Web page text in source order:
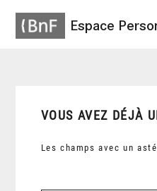
Espace
VOUS AVEZ DÉJÀ
Les champs avec un